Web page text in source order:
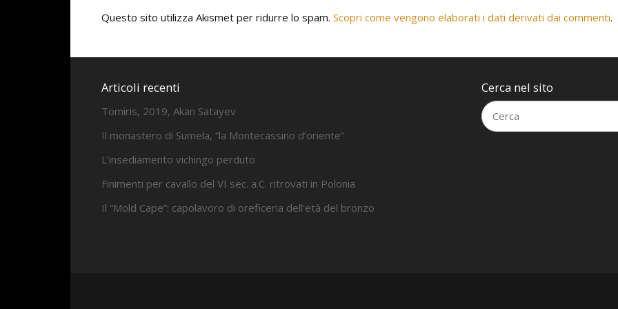
Questo sito utilizza Akismet per ridurre lo spam. Scopri come vengono elaborati i dati derivati dai commenti.
Articoli recenti
Tomiris, 2019, Akan Satayev
Il monastero di Sumela, “la Montecassino d’oriente”
L’insediamento vichingo perduto
Finimenti per cavallo del VI sec. a.C. ritrovati in Polonia
Il “Mold Cape”: capolavoro di oreficeria dell’età del bronzo
Cerca nel sito